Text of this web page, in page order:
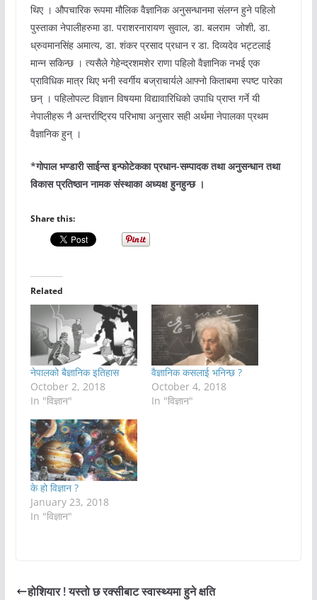
थिए । औपचारिक रूपमा मौलिक वैज्ञानिक अनुसन्धानमा संलग्न हुने पहिलो
पुस्ताका नेपालीहरुमा डा. पराशरनारायण सुवाल, डा. बलराम जोशी, डा.
ध्रुवमानसिंह अमात्य, डा. शंकर प्रसाद प्रधान र डा. दिव्यदेव भट्टलाई
मान्न सकिन्छ । त्यसैले गेहेन्द्रशमशेर राणा पहिलो वैज्ञानिक नभई एक
प्राविधिक मात्र थिए भनी स्वर्गीय बज्राचार्यले आफ्नो किताबमा स्पष्ट पारेका
छन् । पहिलोपल्ट विज्ञान विषयमा विद्यावारिधिको उपाधि प्राप्त गर्ने यी
नेपालीहरू नै अन्तर्राष्ट्रिय परिभाषा अनुसार सही अर्थमा नेपालका प्रथम
वैज्ञानिक हुन् ।
*गोपाल भण्डारी साईन्स इन्फोटेकका प्रधान-सम्पादक तथा अनुसन्धान तथा
विकास प्रतिष्ठान नामक संस्थाका अध्यक्ष हुनहुन्छ ।
Share this:
Related
नेपालको बैज्ञानिक इतिहास
October 2, 2018
In "विज्ञान"
वैज्ञानिक कसलाई भनिन्छ ?
October 4, 2018
In "विज्ञान"
के हो विज्ञान ?
January 23, 2018
In "विज्ञान"
होशियार ! यस्तो छ रक्सीबाट स्वास्थ्यमा हुने क्षति